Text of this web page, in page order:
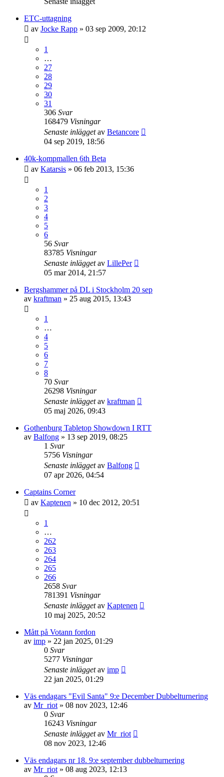
ETC-uttagning
av Jocke Rapp » 03 sep 2009, 20:12
1
…
27
28
29
30
31
306 Svar
168479 Visningar
Senaste inläggetav Betancore
04 sep 2019, 18:56
40k-kompmallen 6th Beta
av Katarsis » 06 feb 2013, 15:36
1
2
3
4
5
6
56 Svar
83785 Visningar
Senaste inläggetav LillePer
05 mar 2014, 21:57
Bergshammer på DL i Stockholm 20 sep
av kraftman » 25 aug 2015, 13:43
1
…
4
5
6
7
8
70 Svar
26298 Visningar
Senaste inläggetav kraftman
05 maj 2026, 09:43
Gothenburg Tabletop Showdown I RTT
av Balfong » 13 sep 2019, 08:25
1 Svar
5756 Visningar
Senaste inläggetav Balfong
07 apr 2026, 04:54
Captains Corner
av Kaptenen » 10 dec 2012, 20:51
1
…
262
263
264
265
266
2658 Svar
781391 Visningar
Senaste inläggetav Kaptenen
10 maj 2025, 20:52
Mått på Votann fordon
av imp » 22 jan 2025, 01:29
0 Svar
5277 Visningar
Senaste inläggetav imp
22 jan 2025, 01:29
Väs endagars "Evil Santa" 9:e December Dubbelturnering
av Mr_riot » 08 nov 2023, 12:46
0 Svar
16243 Visningar
Senaste inläggetav Mr_riot
08 nov 2023, 12:46
Väs endagars nr 18. 9:e september dubbelturnering
av Mr_riot » 08 aug 2023, 12:13